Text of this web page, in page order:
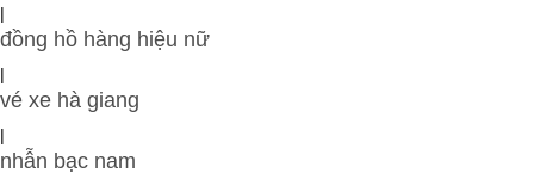
|
đồng hồ hàng hiệu nữ
|
vé xe hà giang
|
nhẫn bạc nam